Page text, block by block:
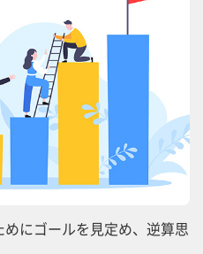
にゴールを見定め、逆算思